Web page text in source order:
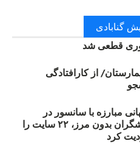
گنابادی
قطعی شد
از کارافتادگی
جهانی مبارزه با سانسور در
اینترنت: #آزادی هم‌آیند گزارشگران‌ بدون مرز، ۲۲ سایت را
کرد